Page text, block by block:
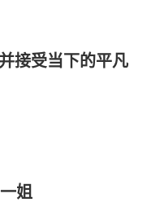
接受当下的平凡
姐